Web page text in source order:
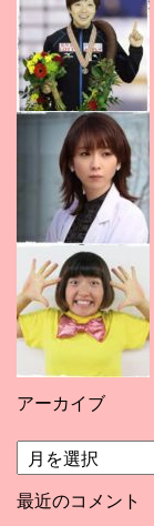
アーカイブ
ア
ー
カ
最近のコメント